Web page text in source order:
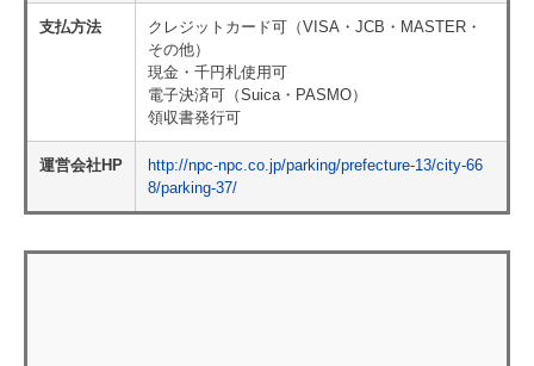
支払方法
クレジットカード可（VISA・JCB・MASTER・
その他）
現金・千円札使用可
電子決済可（Suica・PASMO）
領収書発行可
運営会社HP
http://npc-npc.co.jp/parking/prefecture-13/city-66
8/parking-37/